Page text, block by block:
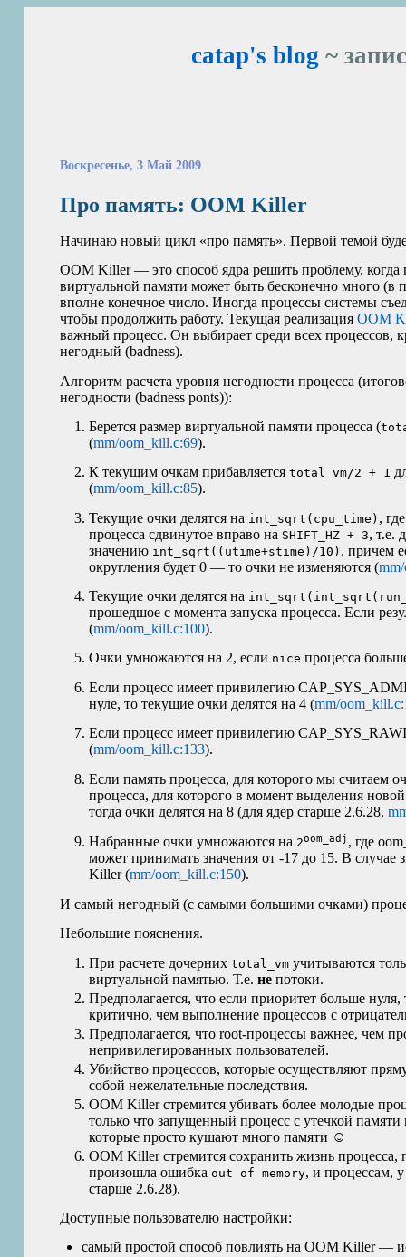
catap's blog ~
Воскресенье, 3 Май 2009
Про память: OOM Killer
Начинаю новый цикл «про память». Первой темой
OOM Killer — это способ ядра решить проблему, когда
виртуальной памяти может быть бесконечно много (в
вполне конечное число. Иногда процессы системы
чтобы продолжить работу. Текущая реализацияOOM
важный процесс. Он выбирает среди всех процессов,
негодный (badness).
Алгоритм расчета уровня негодности процесса
негодности (badness ponts)):
Берется размер виртуальной памяти процесса (
(mm/oom_kill.c:69).
К текущим очкам прибавляетсяtotal_vm/2 + 1
(mm/oom_kill.c:85).
Текущие очки делятся на int_sqrt(cpu_time) ,
процесса сдвинутое вправо на SHIFT_HZ + 3, т.е.
значению int_sqrt((utime+stime)/10) . причем
округления будет 0 — то очки не изменяются (
Текущие очки делятся на
прошедшое с момента запуска процесса. Если
(mm/oom_kill.c:100).
Очки умножаются на 2, если nice процесса
Если процесс имеет привилегию
нуле, то текущие очки делятся на 4 (mm/
Если процесс имеет привилегию
(mm/oom_kill.c:133).
Если память процесса, для которого мы считаем
процесса, для которого в момент выделения
тогда очки делятся на 8 (для ядер старше 2.6.28,
Набранные очки умножаются на 2oom_adj , где
может принимать значения от -17 до 15. В случае
Killer (mm/oom_kill.c:150).
И самый негодный (с самыми большими очками)
Небольшие пояснения.
При расчете дочернихtotal_vm учитываются
виртуальной памятью. Т.е.не потоки.
Предполагается, что если приоритет больше
критично, чем выполнение процессов с
Предполагается, что root-процессы важнее, чем
непривилегированных пользователей.
Убийство процессов, которые осуществляют
собой нежелательные последствия.
OOM Killer стремится убивать более молодые
только что запущенный процесс с утечкой
которые просто кушают много памяти ☺
OOM Killer стремится сохранить жизнь
произошла ошибка out of memory, и процессам,
старше 2.6.28).
Доступные пользователю настройки:
самый простой способ повлиять наOOM Killer —